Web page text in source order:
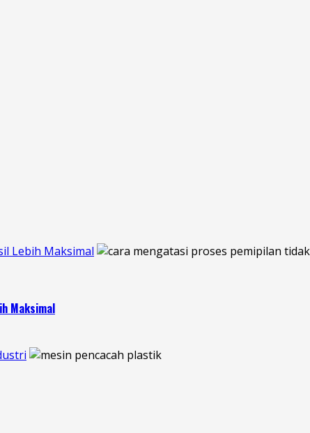
Lebih Maksimal
Maksimal